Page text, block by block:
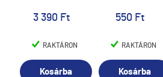
3 390 Ft
RAKTÁRON
Kosárba
550 Ft
RAKTÁRON
Kosárba